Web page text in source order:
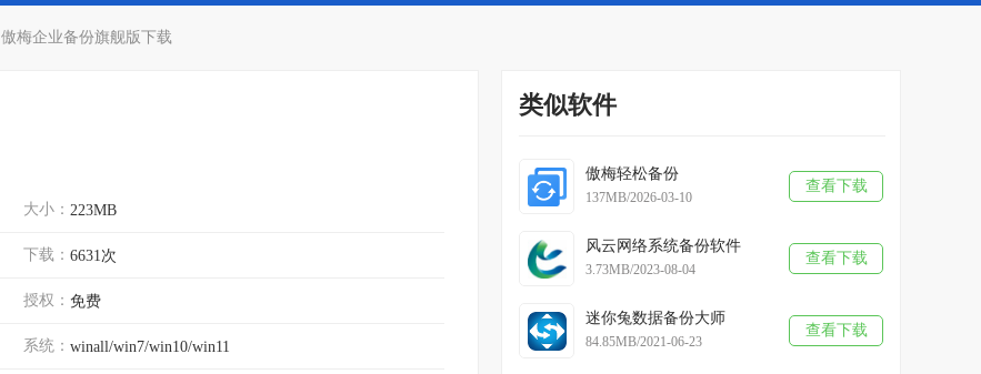
傲梅企业备份旗舰版下载
大小： 223MB
下载： 6631次
授权： 免费
系统： winall/win7/win10/win11
类似软件
傲梅轻松备份
137MB/2026-03-10
查看下载
风云网络系统备份软件
3.73MB/2023-08-04
查看下载
迷你兔数据备份大师
84.85MB/2021-06-23
查看下载